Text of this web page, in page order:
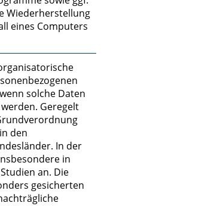
Wiederherstellung
eines Computers
solche Daten
Geregelt
den
In der
in
an. Die
gesicherten